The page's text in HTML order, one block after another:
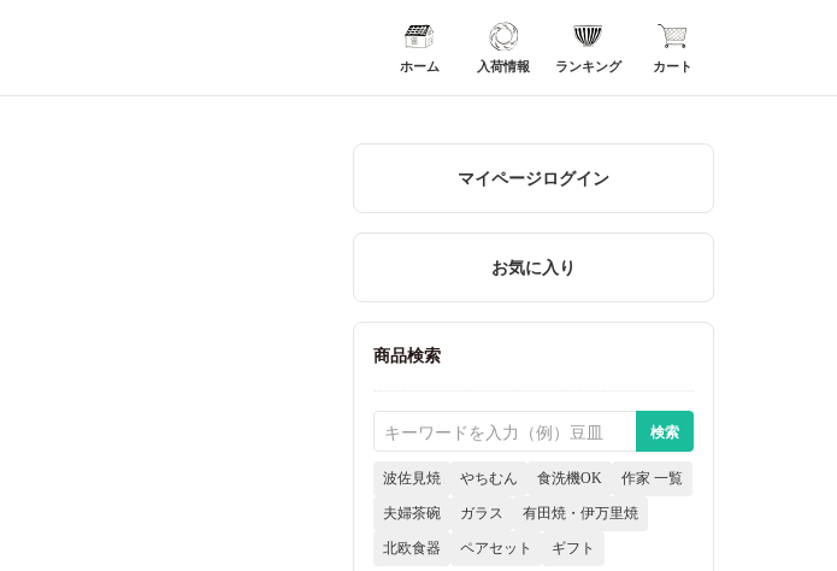
ホーム 入荷情報 ランキング カート
マイページログイン
お気に入り
商品検索
波佐見焼 やちむん 食洗機OK 作家 一覧
夫婦茶碗 ガラス 有田焼・伊万里焼
北欧食器 ペアセット ギフト